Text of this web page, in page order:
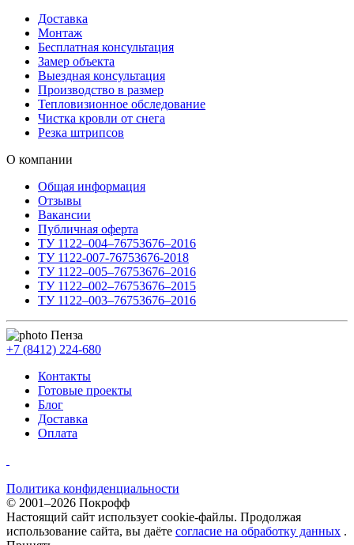
Доставка
Монтаж
Бесплатная консультация
Замер объекта
Выездная консультация
Производство в размер
Тепловизионное обследование
Чистка кровли от снега
Резка штрипсов
О компании
Общая информация
Отзывы
Вакансии
Публичная оферта
ТУ 1122–004–76753676–2016
ТУ 1122-007-76753676-2018
ТУ 1122–005–76753676–2016
ТУ 1122–002–76753676–2015
ТУ 1122–003–76753676–2016
Пенза
+7 (8412) 224-680
Контакты
Готовые проекты
Блог
Доставка
Оплата
Политика конфиденциальности
© 2001–2026 Покрофф
Настоящий сайт использует cookie-файлы. Продолжая
использование сайта, вы даёте согласие на обработку данных .